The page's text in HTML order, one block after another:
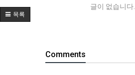
목록
글이 없습니다.
Comments